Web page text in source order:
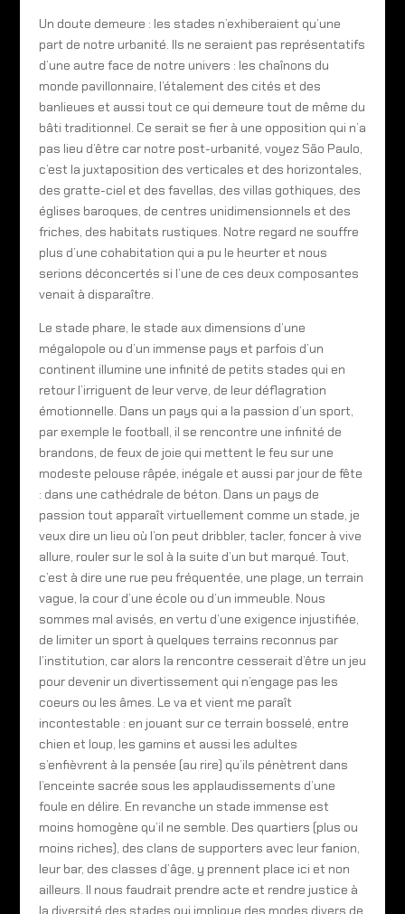
Un doute demeure : les stades n’exhiberaient qu’une
part de notre urbanité. Ils ne seraient pas représentatifs
d’une autre face de notre univers : les chaînons du
monde pavillonnaire, l’étalement des cités et des
banlieues et aussi tout ce qui demeure tout de même du
bâti traditionnel. Ce serait se fier à une opposition qui n’a
pas lieu d’être car notre post-urbanité, voyez São Paulo,
c’est la juxtaposition des verticales et des horizontales,
des gratte-ciel et des favellas, des villas gothiques, des
églises baroques, de centres unidimensionnels et des
friches, des habitats rustiques. Notre regard ne souffre
plus d’une cohabitation qui a pu le heurter et nous
serions déconcertés si l’une de ces deux composantes
venait à disparaître.
Le stade phare, le stade aux dimensions d’une
mégalopole ou d’un immense pays et parfois d’un
continent illumine une infinité de petits stades qui en
retour l’irriguent de leur verve, de leur déflagration
émotionnelle. Dans un pays qui a la passion d’un sport,
par exemple le football, il se rencontre une infinité de
brandons, de feux de joie qui mettent le feu sur une
modeste pelouse râpée, inégale et aussi par jour de fête
: dans une cathédrale de béton. Dans un pays de
passion tout apparaît virtuellement comme un stade, je
veux dire un lieu où l’on peut dribbler, tacler, foncer à vive
allure, rouler sur le sol à la suite d’un but marqué. Tout,
c’est à dire une rue peu fréquentée, une plage, un terrain
vague, la cour d’une école ou d’un immeuble. Nous
sommes mal avisés, en vertu d’une exigence injustifiée,
de limiter un sport à quelques terrains reconnus par
l’institution, car alors la rencontre cesserait d’être un jeu
pour devenir un divertissement qui n’engage pas les
coeurs ou les âmes. Le va et vient me paraît
incontestable : en jouant sur ce terrain bosselé, entre
chien et loup, les gamins et aussi les adultes
s’enfièvrent à la pensée (au rire) qu’ils pénètrent dans
l’enceinte sacrée sous les applaudissements d’une
foule en délire. En revanche un stade immense est
moins homogène qu’il ne semble. Des quartiers (plus ou
moins riches), des clans de supporters avec leur fanion,
leur bar, des classes d’âge, y prennent place ici et non
ailleurs. Il nous faudrait prendre acte et rendre justice à
la diversité des stades qui implique des modes divers de